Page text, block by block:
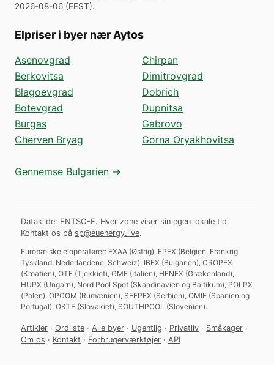
2026-08-06 (EEST).
Elpriser i byer nær Aytos
Asenovgrad
Berkovitsa
Blagoevgrad
Botevgrad
Burgas
Cherven Bryag
Chirpan
Dimitrovgrad
Dobrich
Dupnitsa
Gabrovo
Gorna Oryakhovitsa
Gennemse Bulgarien →
Datakilde: ENTSO-E. Hver zone viser sin egen lokale tid.
Kontakt os på sp@euenergy.live.
Europæiske eloperatører: EXAA (Østrig) EPEX (Belgien, Frankrig,
Tyskland, Nederlandene, Schweiz) IBEX (Bulgarien) CROPEX
(Kroatien) OTE (Tjekkiet) GME (Italien) HENEX (Grækenland)
HUPX (Ungarn) Nord Pool Spot (Skandinavien og Baltikum) POLPX
(Polen) OPCOM (Rumænien) SEEPEX (Serbien) OMIE (Spanien og
Portugal) OKTE (Slovakiet) SOUTHPOOL (Slovenien).
Artikler · Ordliste · Alle byer · Ugentlig · Privatliv · Småkager ·
Om os · Kontakt · Forbrugerværktøjer · API